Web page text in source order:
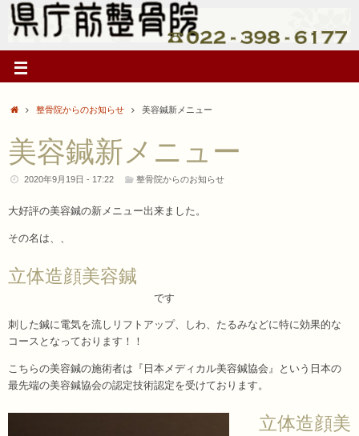
整骨院からのお知らせ 美容鍼新メニュー
美容鍼新メニュー
2020年9月19日 - 17:22 整骨院からのお知らせ
大好評の美容鍼の新メニュー出来ました。
その名は、、
立体造顔美容鍼
です
刺した鍼に電気を流しリフトアップ、しわ、たるみなどに特に効果的な
コースとなっております！！
こちらの美容鍼の施術者は『日本メディカル美容鍼協会』という日本の
最先端の美容鍼協会の認定技術認定を受けております。
立体造顔美